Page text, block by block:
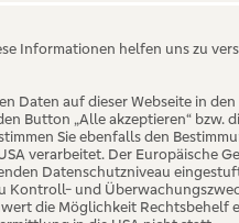
Informationen helfen uns zu
Daten auf dieser Webseite in
Button „Alle akzeptieren“ bzw.
Sie ebenfalls den
verarbeitet. Der Europäische
Datenschutzniveau
Kontroll- und
die Möglichkeit Rechtsbehelf